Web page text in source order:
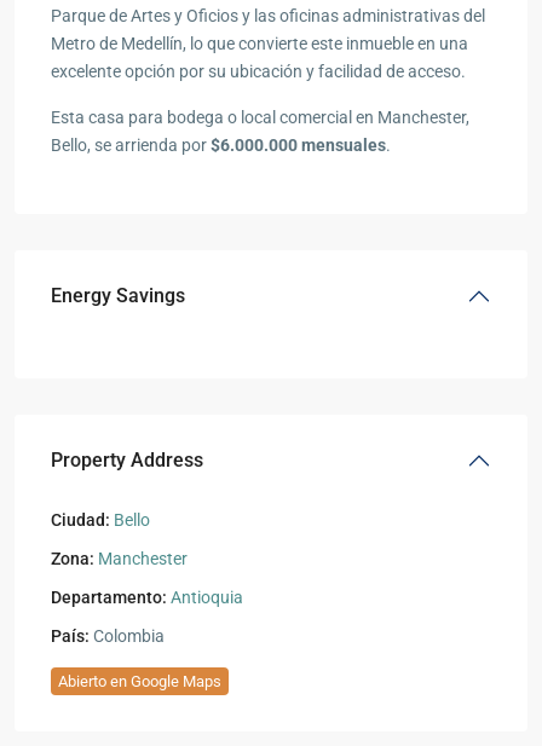
Parque de Artes y Oficios y las oficinas administrativas del
Metro de Medellín, lo que convierte este inmueble en una
excelente opción por su ubicación y facilidad de acceso.
Esta casa para bodega o local comercial en Manchester,
Bello, se arrienda por$6.000.000 mensuales.
Energy Savings
Property Address
Ciudad: Bello
Zona: Manchester
Departamento: Antioquia
País: Colombia
Abierto en Google Maps